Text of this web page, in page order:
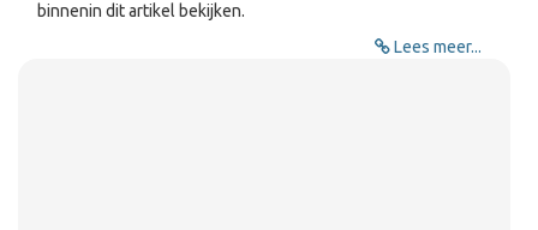
binnenin dit artikel bekijken.
Lees meer...